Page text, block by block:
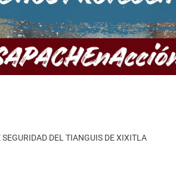
DEL TIANGUIS DE XIXITLA